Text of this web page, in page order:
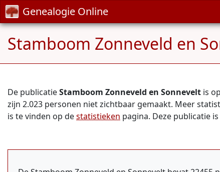
Genealogie Online
Stamboom Zonneveld en
De publicatieStamboom Zonneveld en Sonnevelt is
zijn 2.023 personen niet zichtbaar gemaakt. Meer
is te vinden op destatistieken pagina. Deze publicatie